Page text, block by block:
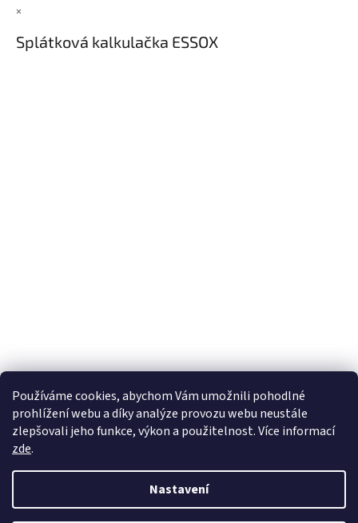
Používáme cookies, abychom Vám umožnili pohodlné
prohlížení webu a díky analýze provozu webu neustále
zlepšovali jeho funkce, výkon a použitelnost. Více informací
zde.
Nastavení
×
Splátková kalkulačka ESSOX